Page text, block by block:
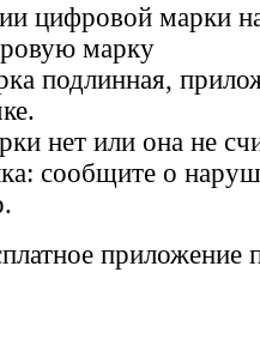
цифровой марки
марку
подлинная,
нет или она не
сообщите о
приложение